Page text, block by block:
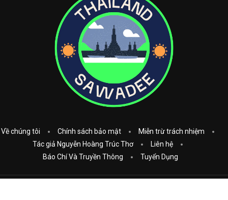
Về chúng tôi Chính sách bảo mật
Miễn trừ trách nhiệm
Tác giả Nguyễn Hoàng Trúc Thơ
Liên hệ
Báo Chí Và Truyền Thông
Tuyển Dụng